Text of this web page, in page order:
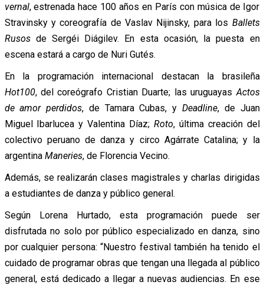
vernal, estrenada hace 100 años en París con música de Igor
Stravinsky y coreografía de Vaslav Nijinsky, para los Ballets
Rusosde Sergéi Diágilev. En esta ocasión, la puesta en
escena estará a cargo de Nuri Gutés.
En la programación internacional destacan la brasileña
Hot100, del coreógrafo Cristian Duarte; las uruguayas Actos
de amor perdidos, de Tamara Cubas, y Deadline, de Juan
Miguel Ibarlucea y Valentina Díaz; Roto, última creación del
colectivo peruano de danza y circo Agárrate Catalina; y la
argentina Maneries, de Florencia Vecino.
Además, se realizarán clases magistrales y charlas dirigidas
a estudiantes de danza y público general.
Según Lorena Hurtado, esta programación puede ser
disfrutada no solo por público especializado en danza, sino
por cualquier persona: “Nuestro festival también ha tenido el
cuidado de programar obras que tengan una llegada al público
general, está dedicado a llegar a nuevas audiencias. En ese